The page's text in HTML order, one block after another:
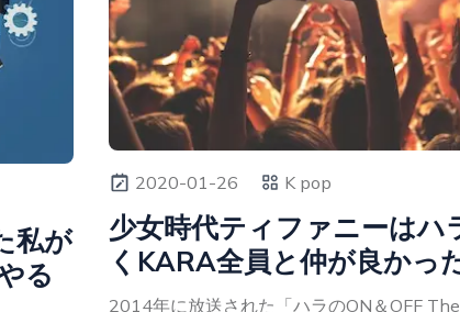
私が
る
2020-01-26 K pop
少女時代ティファニーはハ
くKARA全員と仲が良かっ
2014年に放送された「ハラのON＆OFF